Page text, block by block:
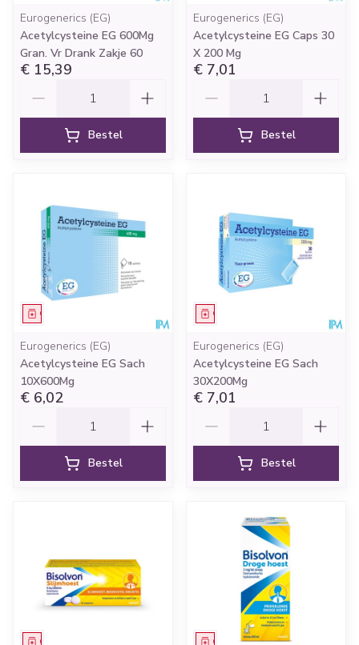
Eurogenerics (EG)
Acetylcysteine EG 600Mg
Gran. Vr Drank Zakje 60
€ 15,39
Bestel
Eurogenerics (EG)
Acetylcysteine EG Caps 30
X 200 Mg
€ 7,01
Bestel
Geneesmiddel
Eurogenerics (EG)
Acetylcysteine EG Sach
10X600Mg
€ 6,02
Bestel
Geneesmiddel
Eurogenerics (EG)
Acetylcysteine EG Sach
30X200Mg
€ 7,01
Bestel
Geneesmiddel Geneesmiddel